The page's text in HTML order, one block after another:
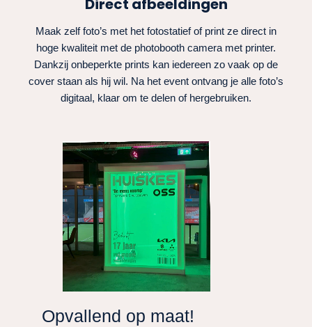
Maak zelf foto’s met het fotostatief of print ze direct in
hoge kwaliteit met de photobooth camera met printer.
Dankzij onbeperkte prints kan iedereen zo vaak op de
cover staan als hij wil. Na het event ontvang je alle foto’s
digitaal, klaar om te delen of hergebruiken.
Opvallend op maat!